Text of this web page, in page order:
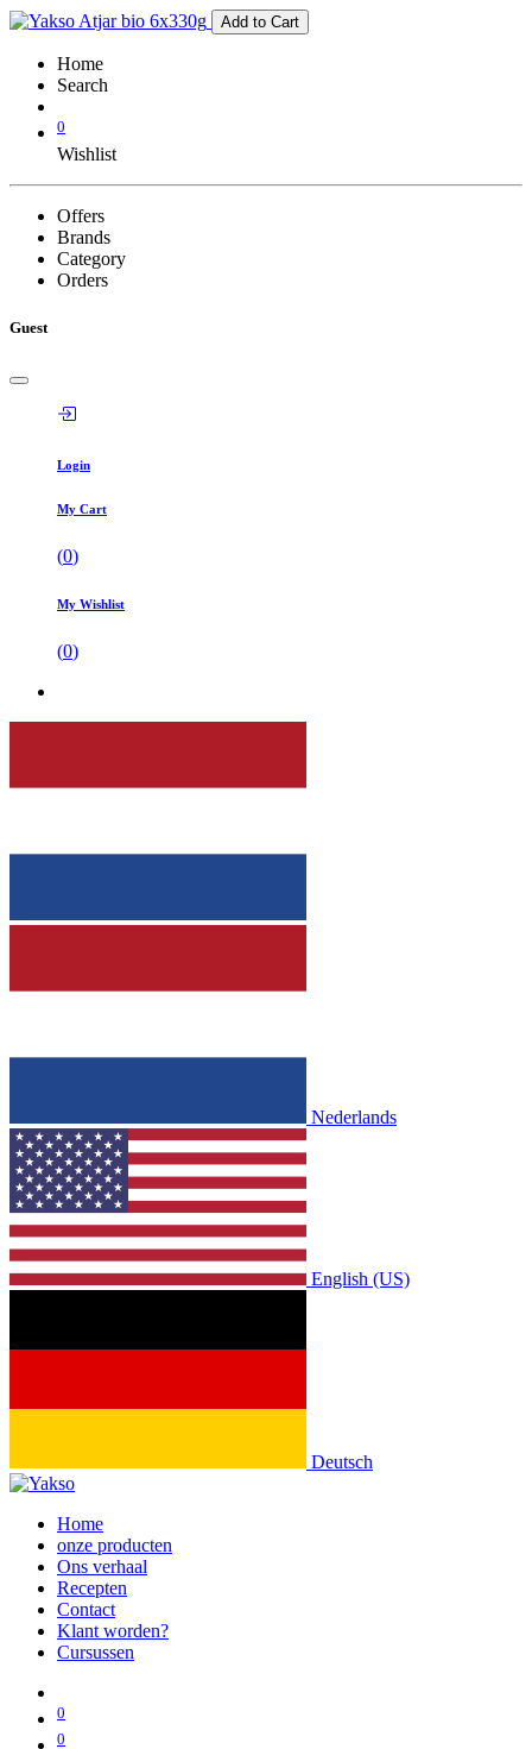
Add to Cart
Home
Search
0
Wishlist
Offers
Brands
Category
Orders
Guest
Login
My Cart
(0)
My Wishlist
(0)
Nederlands
English (US)
Deutsch
Home
onze producten
Ons verhaal
Recepten
Contact
Klant worden?
Cursussen
0
0